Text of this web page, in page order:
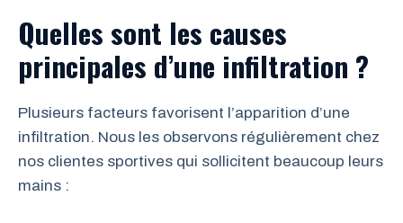
Quelles sont les causes
principales d’une infiltration ?
Plusieurs facteurs favorisent l’apparition d’une
infiltration. Nous les observons régulièrement chez
nos clientes sportives qui sollicitent beaucoup leurs
mains :